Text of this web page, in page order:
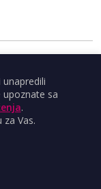
upoznate sa
.
Vas.